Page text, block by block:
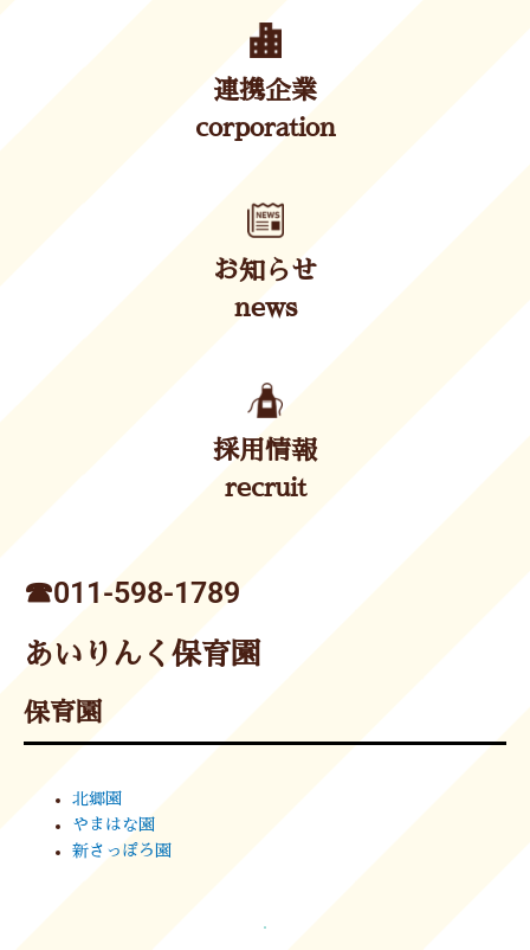
連携企業
corporation
お知らせ
news
採用情報
recruit
☎︎011-598-1789
あいりんく保育園
保育園
北郷園
やまはな園
新さっぽろ園